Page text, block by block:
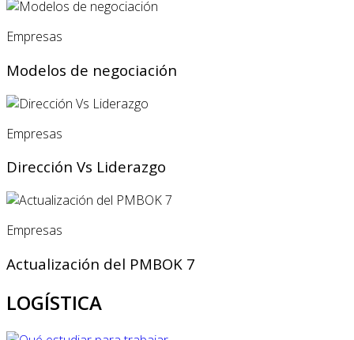
Empresas
Modelos de negociación
Empresas
Dirección Vs Liderazgo
Empresas
Actualización del PMBOK 7
LOGÍSTICA